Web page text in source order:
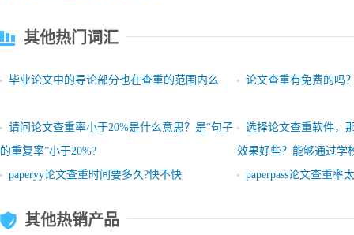
其他热门词汇
毕业论文中的导论部分也在查重的范围内么 论文查重有免费的吗
请问论文查重率小于20%是什么意思？是“句子
的重复率”小于20%?
选择论文查重软件，
效果好些？能够通过学
paperyy论文查重时间要多久?快不快
paperpass论文查重率
其他热销产品